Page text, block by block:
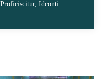
Proficiscitur, Idconti